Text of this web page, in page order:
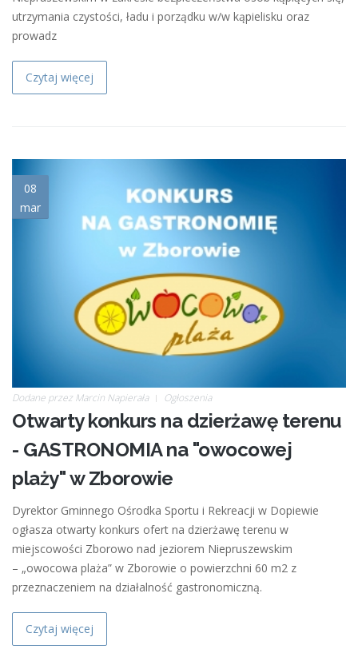
utrzymania czystości, ładu i porządku w/w kąpielisku oraz
prowadz
Czytaj więcej
08
mar
ikona_gastro.jpg
Dodane przez Marcin Napierała Ogłoszenia
Otwarty konkurs na dzierżawę terenu
- GASTRONOMIA na "owocowej
plaży" w Zborowie
Dyrektor Gminnego Ośrodka Sportu i Rekreacji w Dopiewie
ogłasza otwarty konkurs ofert na dzierżawę terenu w
miejscowości Zborowo nad jeziorem Niepruszewskim
– „owocowa plaża” w Zborowie o powierzchni 60 m2 z
przeznaczeniem na działalność gastronomiczną.
Czytaj więcej